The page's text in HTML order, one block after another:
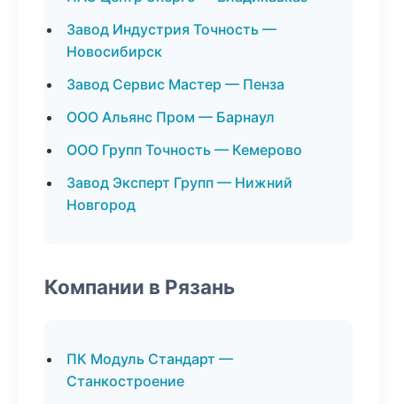
Завод Индустрия Точность —
Новосибирск
Завод Сервис Мастер — Пенза
ООО Альянс Пром — Барнаул
ООО Групп Точность — Кемерово
Завод Эксперт Групп — Нижний
Новгород
Компании в Рязань
ПК Модуль Стандарт —
Станкостроение